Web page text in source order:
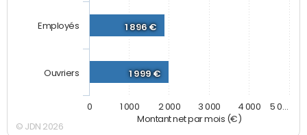
Montant net par mois (€)
1 896 €
1 999 €
Employés
Ouvriers
0 1 000 2 000 3 000 4 000 5 0…
© JDN 2026